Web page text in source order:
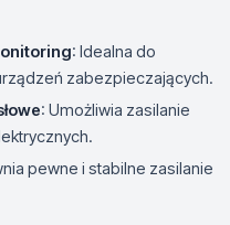
: Idealna do
zabezpieczających.
: Umożliwia zasilanie
pewne i stabilne zasilanie